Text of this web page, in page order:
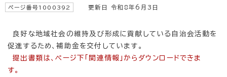
ページ番号1000392 更新日 令和8年6月3日
良好な地域社会の維持及び形成に貢献している自治会活動を
促進するため、補助金を交付しています。
提出書類は、ページ下「関連情報」からダウンロードできま
す。